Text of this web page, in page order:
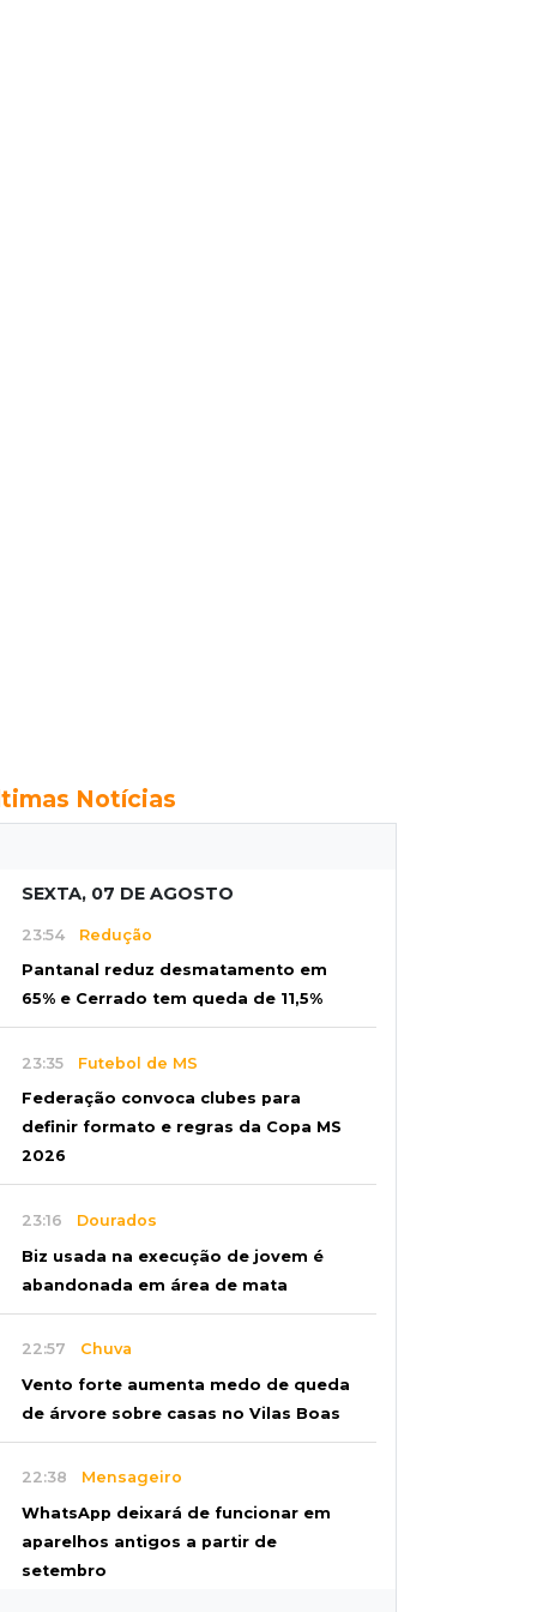
Notícias
SEXTA, 07 DE AGOSTO
23:54 Redução
Pantanal reduz desmatamento em
65% e Cerrado tem queda de 11,5%
23:35 Futebol de MS
Federação convoca clubes para
definir formato e regras da Copa MS
2026
23:16 Dourados
Biz usada na execução de jovem é
abandonada em área de mata
22:57 Chuva
Vento forte aumenta medo de queda
de árvore sobre casas no Vilas Boas
22:38 Mensageiro
WhatsApp deixará de funcionar em
aparelhos antigos a partir de
setembro